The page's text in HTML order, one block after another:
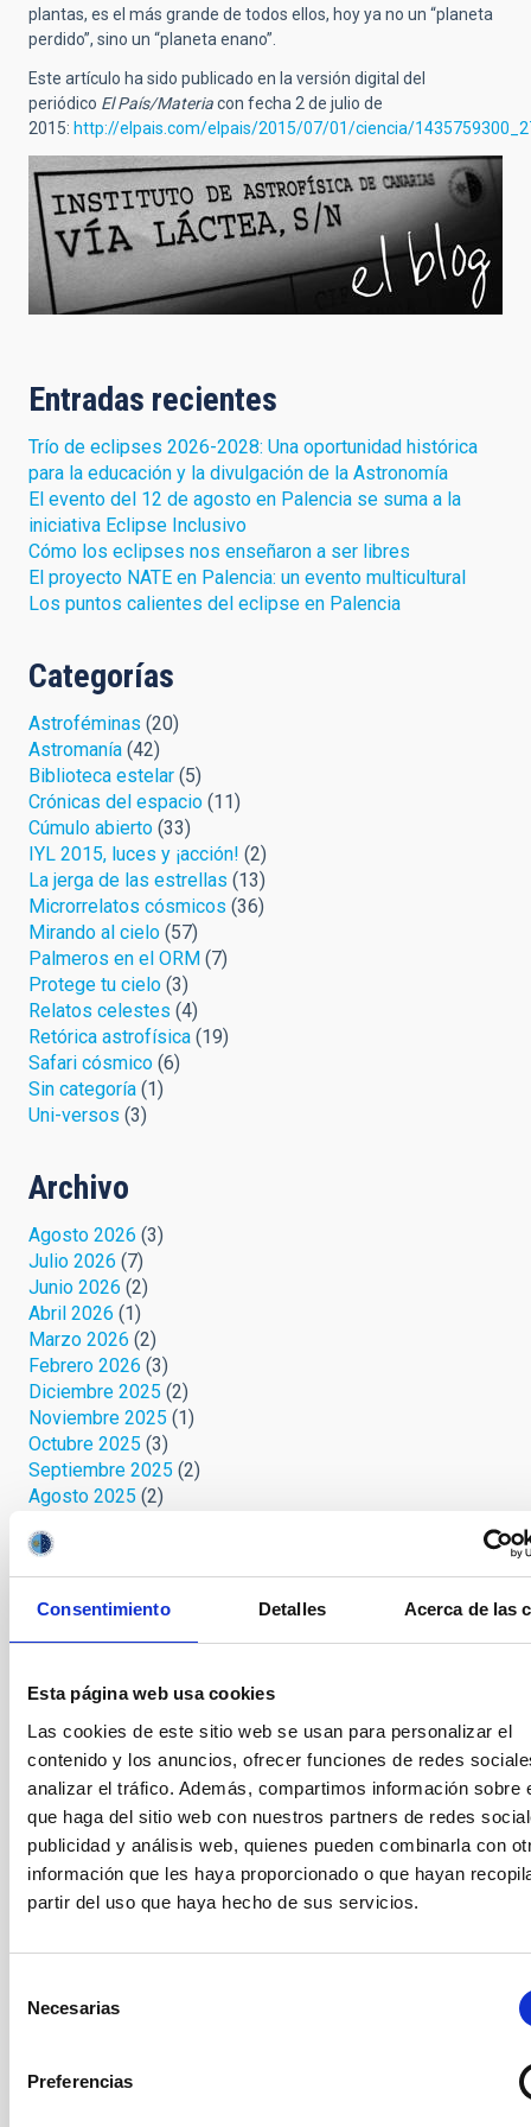
Consentimiento Detalles Acerca de las
Esta página web usa cookies
Las cookies de este sitio web se usan para personalizar el
contenido y los anuncios, ofrecer funciones de redes
analizar el tráfico. Además, compartimos información sobre
que haga del sitio web con nuestros partners de redes
publicidad y análisis web, quienes pueden combinarla con
información que les haya proporcionado o que hayan
partir del uso que haya hecho de sus servicios.
Necesarias
Preferencias
plantas, es el más grande de todos ellos, hoy ya no un “planeta
perdido”, sino un “planeta enano”.
Este artículo ha sido publicado en la versión digital del
periódico El País/Materiacon fecha 2 de julio de
2015: http://elpais.com/elpais/2015/07/01/ciencia/
Entradas recientes
Trío de eclipses 2026-2028: Una oportunidad histórica
para la educación y la divulgación de la Astronomía
El evento del 12 de agosto en Palencia se suma a la
iniciativa Eclipse Inclusivo
Cómo los eclipses nos enseñaron a ser libres
El proyecto NATE en Palencia: un evento multicultural
Los puntos calientes del eclipse en Palencia
Categorías
Astroféminas (20)
Astromanía (42)
Biblioteca estelar (5)
Crónicas del espacio (11)
Cúmulo abierto (33)
IYL 2015, luces y ¡acción! (2)
La jerga de las estrellas (13)
Microrrelatos cósmicos (36)
Mirando al cielo (57)
Palmeros en el ORM (7)
Protege tu cielo (3)
Relatos celestes (4)
Retórica astrofísica (19)
Safari cósmico (6)
Sin categoría (1)
Uni-versos (3)
Archivo
Agosto 2026 (3)
Julio 2026 (7)
Junio 2026 (2)
Abril 2026 (1)
Marzo 2026 (2)
Febrero 2026 (3)
Diciembre 2025 (2)
Noviembre 2025 (1)
Octubre 2025 (3)
Septiembre 2025 (2)
Agosto 2025 (2)
Junio 2025
Abril 2025(1)
Marzo 2025(2)
Agosto 2024(3)
Julio 2024(3)
Junio 2024(2)
Mayo 2024(3)
Abril 2024(2)
Marzo 2024
(1)
Febrero 2023
(1)
Octubre 2022
Septiembre 2022 (1)
Abril 2022(1)
Febrero 2022